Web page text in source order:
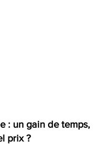
: un gain de temps,
prix ?